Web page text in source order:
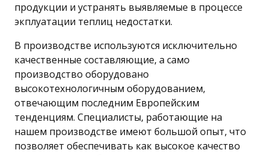
продукции и устранять выявляемые в процессе
экплуатации теплиц недостатки.
В производстве используются исключительно
качественные составляющие, а само
производство оборудовано
высокотехнологичным оборудованием,
отвечающим последним Европейским
тенденциям. Специалисты, работающие на
нашем производстве имеют большой опыт, что
позволяет обеспечивать как высокое качество